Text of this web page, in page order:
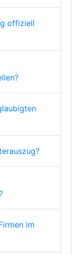
offiziell
im